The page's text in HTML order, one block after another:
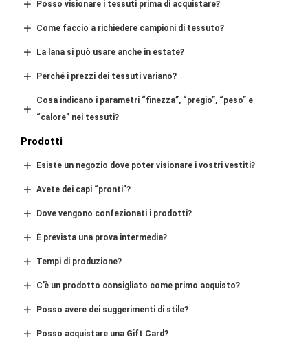
Posso visionare i tessuti prima di acquistare?
Come faccio a richiedere campioni di tessuto?
La lana si può usare anche in estate?
Perché i prezzi dei tessuti variano?
Cosa indicano i parametri “finezza”, “pregio”, “peso” e
“calore” nei tessuti?
Prodotti
Esiste un negozio dove poter visionare i vostri vestiti?
Avete dei capi “pronti”?
Dove vengono confezionati i prodotti?
È prevista una prova intermedia?
Tempi di produzione?
C’è un prodotto consigliato come primo acquisto?
Posso avere dei suggerimenti di stile?
Posso acquistare una Gift Card?